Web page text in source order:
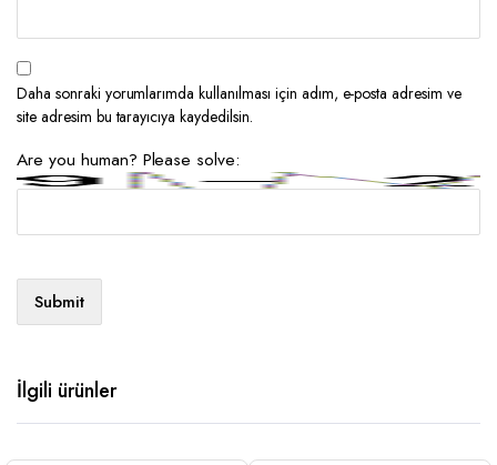
Daha sonraki yorumlarımda kullanılması için adım, e-posta adresim ve
site adresim bu tarayıcıya kaydedilsin.
Are you human? Please solve:
İlgili ürünler